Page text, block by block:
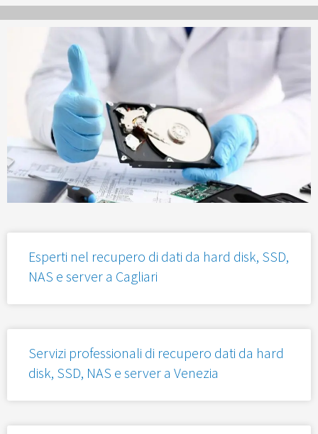
Esperti nel recupero di dati da hard disk, SSD,
NAS e server a Cagliari
Servizi professionali di recupero dati da hard
disk, SSD, NAS e server a Venezia